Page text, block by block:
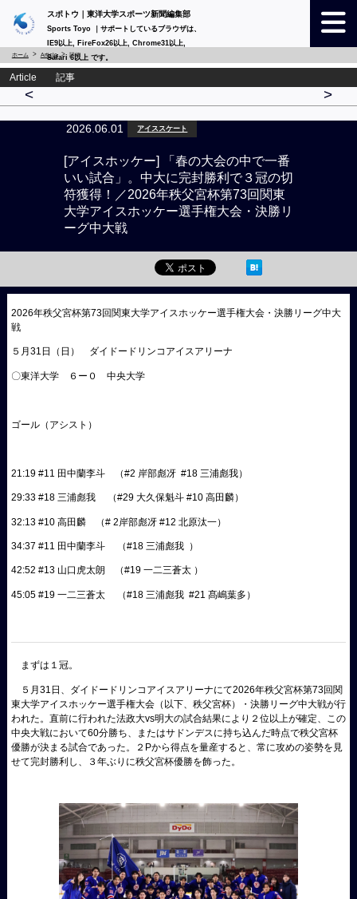
スポトウ｜東洋大学スポーツ新聞編集部
Sports Toyo ｜サポートしているブラウザは、
IE9以上, FireFox26以上, Chrome31以上,
Safari 6以上 です。
ホーム Article 詳細
Article 記事
< >
2026.06.01 アイススケート
[アイスホッケー] 「春の大会の中で一番
いい試合」。中大に完封勝利で３冠の切
符獲得！／2026年秩父宮杯第73回関東
大学アイスホッケー選手権大会・決勝リ
ーグ中大戦
2026年秩父宮杯第73回関東大学アイスホッケー選手権大会・決勝リーグ中大
戦
５月31日（日） ダイドードリンコアイスアリーナ
〇東洋大学 ６ー０ 中央大学
ゴール（アシスト）
21:19 #11 田中蘭李斗 （#2 岸部彪冴 #18 三浦彪我）
29:33 #18 三浦彪我 （#29 大久保魁斗 #10 高田麟）
32:13 #10 高田麟 （# 2岸部彪冴 #12 北原汰一）
34:37 #11 田中蘭李斗 （#18 三浦彪我 ）
42:52 #13 山口虎太朗 （#19 一二三蒼太 ）
45:05 #19 一二三蒼太 （#18 三浦彪我 #21 髙嶋葉多）
まずは１冠。
５月31日、ダイドードリンコアイスアリーナにて2026年秩父宮杯第73回関
東大学アイスホッケー選手権大会（以下、秩父宮杯）・決勝リーグ中大戦が行
われた。直前に行われた法政大vs明大の試合結果により２位以上が確定、この
中央大戦において60分勝ち、またはサドンデスに持ち込んだ時点で秩父宮杯
優勝が決まる試合であった。２Pから得点を量産すると、常に攻めの姿勢を見
せて完封勝利し、３年ぶりに秩父宮杯優勝を飾った。